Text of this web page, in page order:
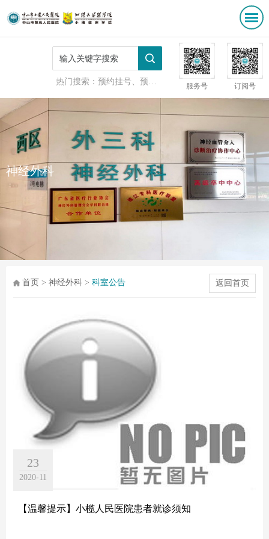
热门搜索：预约挂号、预防接种 服务号 订阅号
神经外科
返回首页
首页 >神经外科 >科室公告
【温馨提示】小榄人民医院患者就诊须知
23
2020-11